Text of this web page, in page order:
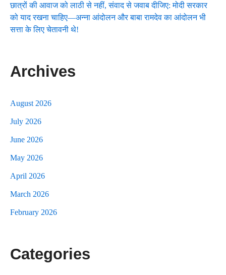
छात्रों की आवाज को लाठी से नहीं, संवाद से जवाब दीजिए: मोदी सरकार
को याद रखना चाहिए—अन्ना आंदोलन और बाबा रामदेव का आंदोलन भी
सत्ता के लिए चेतावनी थे!
Archives
August 2026
July 2026
June 2026
May 2026
April 2026
March 2026
February 2026
Categories